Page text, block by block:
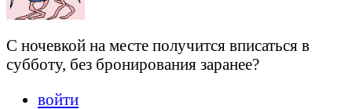
С ночевкой на месте получится вписаться в
субботу, без бронирования заранее?
войти